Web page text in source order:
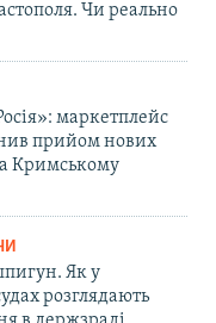
Чи реально
маркетплейс
прийом нових
Кримському
Як у
розглядають